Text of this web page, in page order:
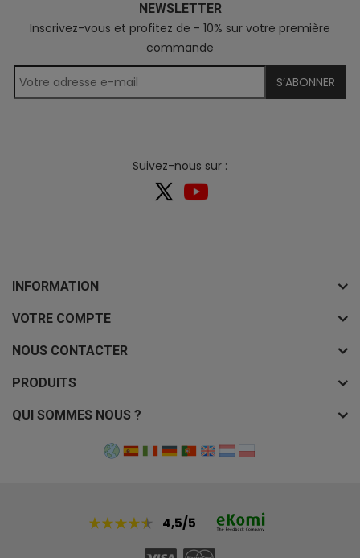
NEWSLETTER
Inscrivez-vous et profitez de - 10% sur votre première
commande
S’ABONNER
Suivez-nous sur :
INFORMATION
VOTRE COMPTE
NOUS CONTACTER
PRODUITS
QUI SOMMES NOUS ?
4,5/5